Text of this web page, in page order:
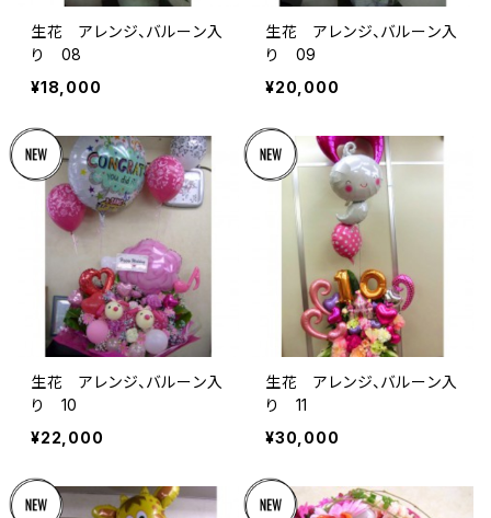
生花 アレンジ、バルーン入
り 08
¥18,000
生花 アレンジ、バルーン入
り 09
¥20,000
生花 アレンジ、バルーン入
り 10
¥22,000
生花 アレンジ、バルーン入
り 11
¥30,000